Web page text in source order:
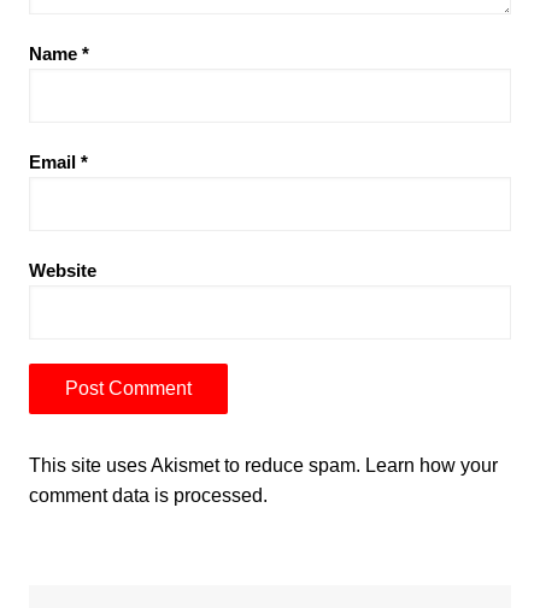
Name *
Email *
Website
This site uses Akismet to reduce spam. Learn how your
comment data is processed.